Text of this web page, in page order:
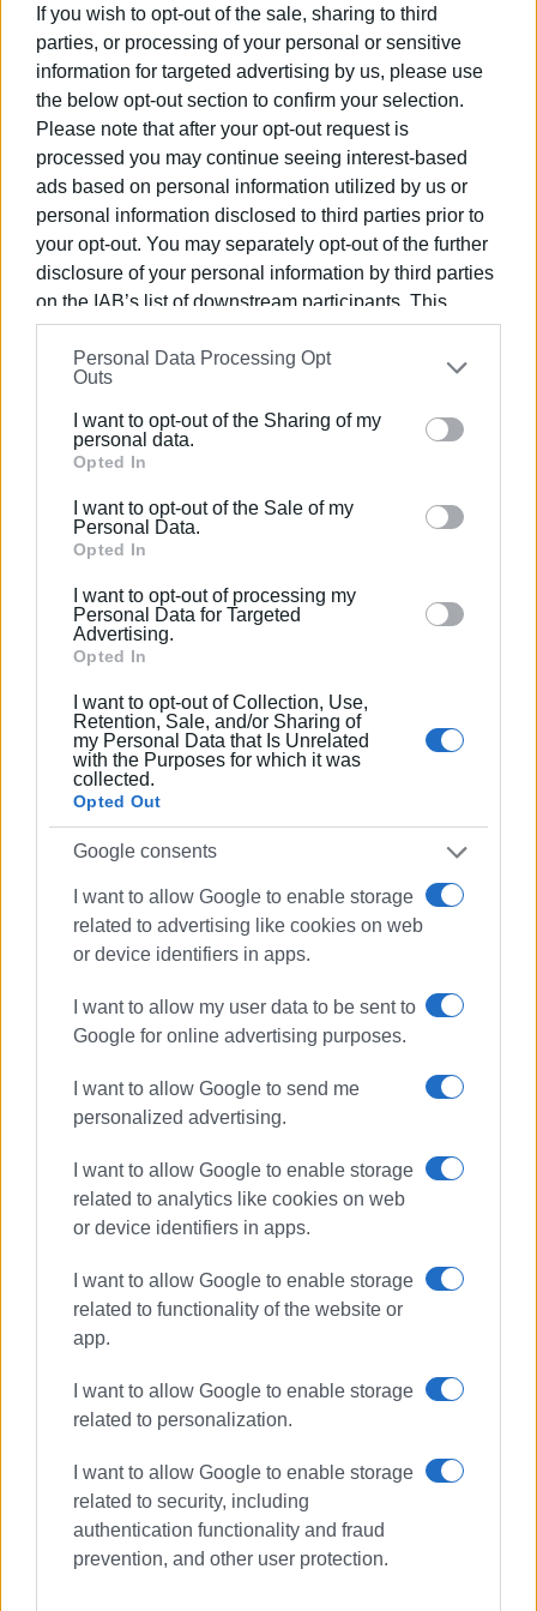
If you wish to opt-out of the sale, sharing to third
parties, or processing of your personal or sensitive
information for targeted advertising by us, please use
the below opt-out section to confirm your selection.
Please note that after your opt-out request is
processed you may continue seeing interest-based
ads based on personal information utilized by us or
personal information disclosed to third parties prior to
your opt-out. You may separately opt-out of the further
disclosure of your personal information by third parties
on the IAB’s list of downstream participants. This
information may also be disclosed by us to third parties
on theIAB’s List of Downstream Participants
that may
further disclose it to other third parties.
Please note that this website/app uses one or more
Google services and may gather and store information
behaviour. You may click to grant or deny consent to
Google and its third-party tags to use your data for
section.
Personal Data Processing Opt
Outs
I want to opt-out of the Sharing of my
personal data.
Opted In
I want to opt-out of the Sale of my
Personal Data.
Opted In
I want to opt-out of processing my
Personal Data for Targeted
Advertising.
Opted In
I want to opt-out of Collection, Use,
Retention, Sale, and/or Sharing of
my Personal Data that Is Unrelated
with the Purposes for which it was
collected.
Opted Out
Google consents
I want to allow Google to enable storage
related to advertising like cookies on web
or device identifiers in apps.
I want to allow my user data to be sent to
Google for online advertising purposes.
I want to allow Google to send me
personalized advertising.
I want to allow Google to enable storage
related to analytics like cookies on web
or device identifiers in apps.
I want to allow Google to enable storage
related to functionality of the website or
app.
I want to allow Google to enable storage
related to personalization.
I want to allow Google to enable storage
related to security, including
authentication functionality and fraud
prevention, and other user protection.
Ακολουθήστε το enimerosi στοFacebook
Συνδρομητές στο e-paper
Νιάκας και Γιούργα στο
προπονητικό επιτελείο του
Κερκυραϊκού